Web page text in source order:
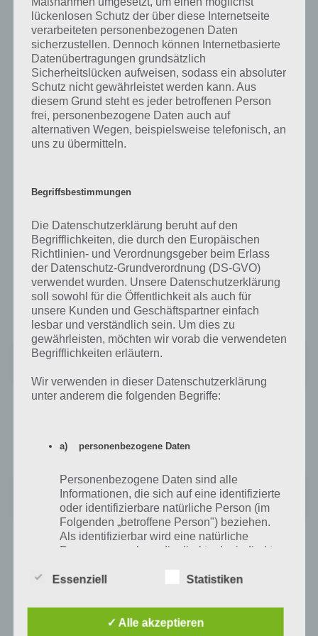
Wir können für The Curse klar eine Kaufempfehlung aussprechen.
Die Aufgaben sind unterschiedlich. Selbst die einfachen Aufgaben
stellen einen teilweise vor ein Problem. Später braucht man mehrere
Minuten bis man die Lösung auf eine Aufgabe hat.
Die App ist zwar nur englischsprachig, aber da die Aufgaben im
Tutorial gezeigt werden, wenn man diese Spielekategorie das erste
mal lösen will, sollte dies auch kein Problem sein. Lediglich für eine
Spielekategorie benötigt man Englischkenntnisse. Da man aber
Schwierige Aufgaben, sehr umfangreich, tolle Grafik und knifflige
Während einige Kategorien bereits von anderen Apps bekannt sind,
so gibt es zahlreiche Aufgaben, die wir so noch nicht gesehen haben.
The Curse im Google Play Store für
Android
Der Fluch
iPhone und iPad
The Curse
Preis:1,09 €+
Auf WhatsApp teilen Teilen auf Facebook
Tweet auf Twitter
lückenlosen Schutz der über diese Internetseite
verarbeiteten personenbezogenen Daten
sicherzustellen. Dennoch können Internetbasierte
Datenübertragungen grundsätzlich
Sicherheitslücken aufweisen, sodass ein absoluter
Schutz nicht gewährleistet werden kann. Aus
diesem Grund steht es jeder betroffenen Person
frei, personenbezogene Daten auch auf
alternativen Wegen, beispielsweise telefonisch, an
uns zu übermitteln.
Begriffsbestimmungen
Die Datenschutzerklärung beruht auf den
Begrifflichkeiten, die durch den Europäischen
Richtlinien- und Verordnungsgeber beim Erlass
der Datenschutz-Grundverordnung (DS-GVO)
verwendet wurden. Unsere Datenschutzerklärung
soll sowohl für die Öffentlichkeit als auch für
unsere Kunden und Geschäftspartner einfach
lesbar und verständlich sein. Um dies zu
gewährleisten, möchten wir vorab die verwendeten
Begrifflichkeiten erläutern.
Wir verwenden in dieser Datenschutzerklärung
unter anderem die folgenden Begriffe:
a) personenbezogene Daten
Personenbezogene Daten sind alle
Informationen, die sich auf eine identifizierte
oder identifizierbare natürliche Person (im
Folgenden „betroffene Person") beziehen.
Als identifizierbar wird eine natürliche
Person angesehen, die direkt oder indirekt,
Kennung wie einem Namen, zu einer
Online-Kennung oder zu einem oder
mehreren besonderen Merkmalen, die
Essenziell Statistiken
✓ Alle akzeptieren